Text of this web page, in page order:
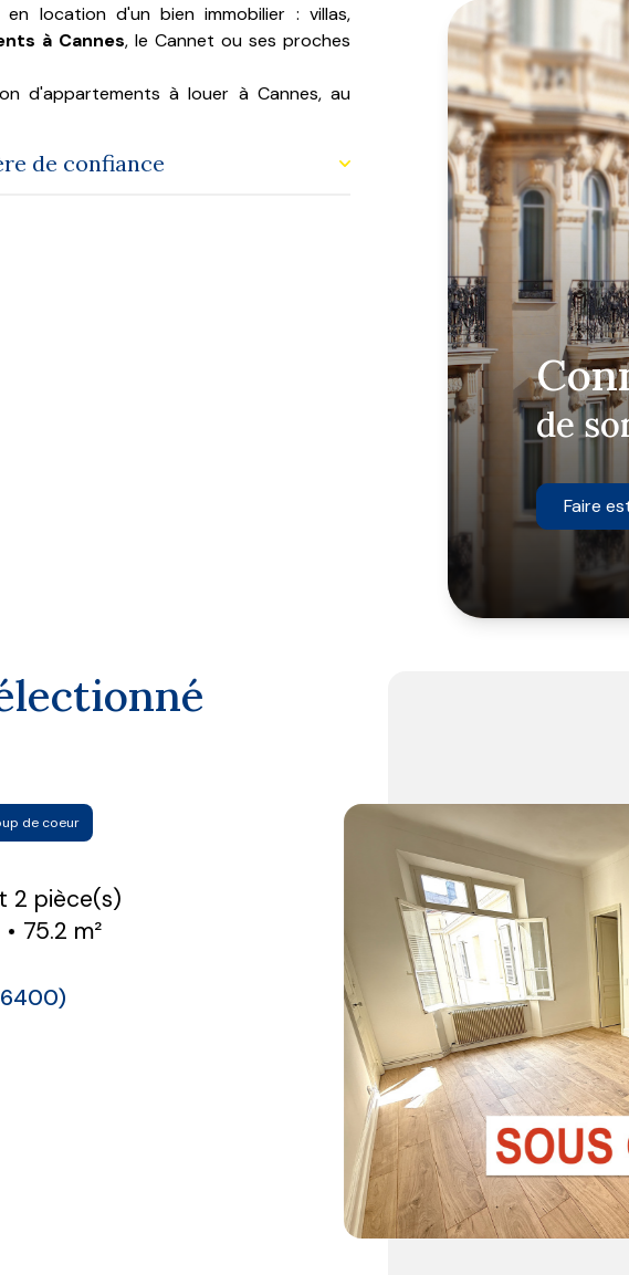
de
Faire
location d'un bien immobilier : villas,
à Cannes, le Cannet ou ses proches
d'appartements à louer à Cannes, au
de confiance